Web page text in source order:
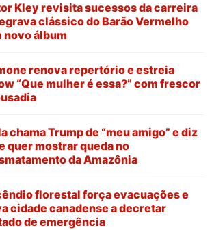
Kley revisita sucessos da carreira
clássico do Barão Vermelho
novo álbum
renova repertório e estreia
“Que mulher é essa?” com frescor
chama Trump de “meu amigo” e diz
quer mostrar queda no
da Amazônia
florestal força evacuações e
cidade canadense a decretar
de emergência